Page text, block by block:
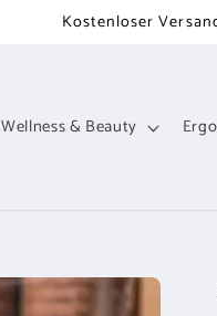
Kostenloser
Wellness & Beauty